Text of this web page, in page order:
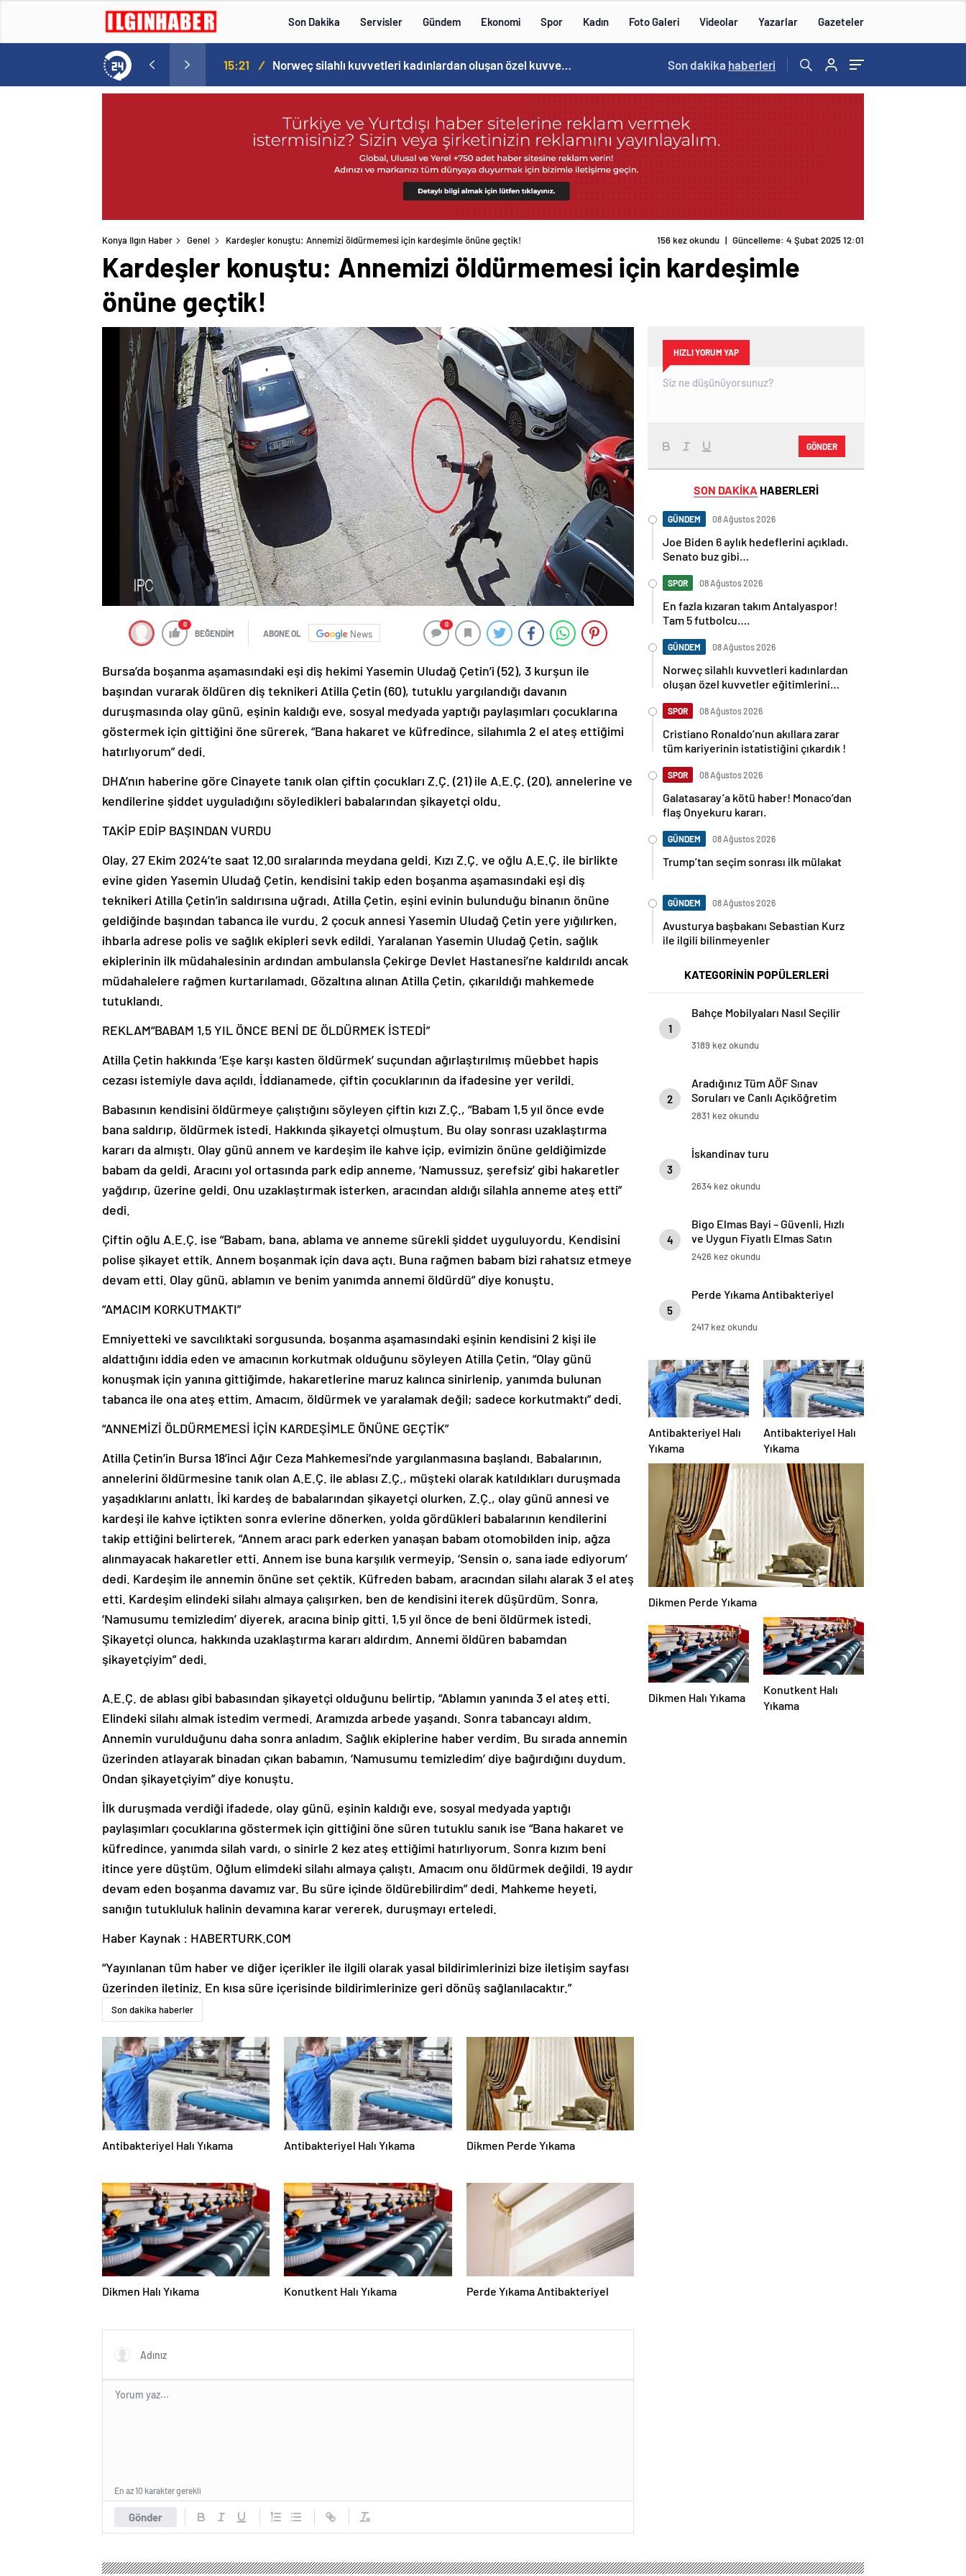
Son Dakika Servisler Gündem Ekonomi Spor Kadın Foto Galeri Videolar Yazarlar Gazeteler
Norweç silahlı kuvvetleri kadınlardan oluşan özel kuvvetler eğitimlerini başlattı. 15:20 / Cristiano Ronaldo’nun akıllara zarar tüm kariyerinin istatistiğini çıkardık ! 14:57 /
Son dakika haberleri
Konya Ilgın Haber Genel Kardeşler konuştu: Annemizi öldürmemesi için kardeşimle önüne geçtik! 156 kez okundu | Güncelleme: 4 Şubat 2025 12:01
Kardeşler konuştu: Annemizi öldürmemesi için kardeşimle
önüne geçtik!
0
BEĞENDİM ABONE OL News
0
Bursa’da boşanma aşamasındaki eşi diş hekimi Yasemin Uludağ Çetin’i (52), 3 kurşun ile
başından vurarak öldüren diş teknikeri Atilla Çetin (60), tutuklu yargılandığı davanın
duruşmasında olay günü, eşinin kaldığı eve, sosyal medyada yaptığı paylaşımları çocuklarına
göstermek için gittiğini öne sürerek, “Bana hakaret ve küfredince, silahımla 2 el ateş ettiğimi
hatırlıyorum” dedi.
DHA’nın haberine göre Cinayete tanık olan çiftin çocukları Z.Ç. (21) ile A.E.Ç. (20), annelerine ve
kendilerine şiddet uyguladığını söyledikleri babalarından şikayetçi oldu.
TAKİP EDİP BAŞINDAN VURDU
Olay, 27 Ekim 2024’te saat 12.00 sıralarında meydana geldi. Kızı Z.Ç. ve oğlu A.E.Ç. ile birlikte
evine giden Yasemin Uludağ Çetin, kendisini takip eden boşanma aşamasındaki eşi diş
teknikeri Atilla Çetin’in saldırısına uğradı. Atilla Çetin, eşini evinin bulunduğu binanın önüne
geldiğinde başından tabanca ile vurdu. 2 çocuk annesi Yasemin Uludağ Çetin yere yığılırken,
ihbarla adrese polis ve sağlık ekipleri sevk edildi. Yaralanan Yasemin Uludağ Çetin, sağlık
ekiplerinin ilk müdahalesinin ardından ambulansla Çekirge Devlet Hastanesi’ne kaldırıldı ancak
müdahalelere rağmen kurtarılamadı. Gözaltına alınan Atilla Çetin, çıkarıldığı mahkemede
tutuklandı.
REKLAM“BABAM 1,5 YIL ÖNCE BENİ DE ÖLDÜRMEK İSTEDİ”
Atilla Çetin hakkında ‘Eşe karşı kasten öldürmek’ suçundan ağırlaştırılmış müebbet hapis
cezası istemiyle dava açıldı. İddianamede, çiftin çocuklarının da ifadesine yer verildi.
Babasının kendisini öldürmeye çalıştığını söyleyen çiftin kızı Z.Ç., “Babam 1,5 yıl önce evde
bana saldırıp, öldürmek istedi. Hakkında şikayetçi olmuştum. Bu olay sonrası uzaklaştırma
kararı da almıştı. Olay günü annem ve kardeşim ile kahve içip, evimizin önüne geldiğimizde
babam da geldi. Aracını yol ortasında park edip anneme, ‘Namussuz, şerefsiz’ gibi hakaretler
yağdırıp, üzerine geldi. Onu uzaklaştırmak isterken, aracından aldığı silahla anneme ateş etti”
dedi.
Çiftin oğlu A.E.Ç. ise “Babam, bana, ablama ve anneme sürekli şiddet uyguluyordu. Kendisini
polise şikayet ettik. Annem boşanmak için dava açtı. Buna rağmen babam bizi rahatsız etmeye
devam etti. Olay günü, ablamın ve benim yanımda annemi öldürdü” diye konuştu.
“AMACIM KORKUTMAKTI”
Emniyetteki ve savcılıktaki sorgusunda, boşanma aşamasındaki eşinin kendisini 2 kişi ile
aldattığını iddia eden ve amacının korkutmak olduğunu söyleyen Atilla Çetin, “Olay günü
konuşmak için yanına gittiğimde, hakaretlerine maruz kalınca sinirlenip, yanımda bulunan
tabanca ile ona ateş ettim. Amacım, öldürmek ve yaralamak değil; sadece korkutmaktı” dedi.
“ANNEMİZİ ÖLDÜRMEMESİ İÇİN KARDEŞİMLE ÖNÜNE GEÇTİK”
Atilla Çetin’in Bursa 18’inci Ağır Ceza Mahkemesi’nde yargılanmasına başlandı. Babalarının,
annelerini öldürmesine tanık olan A.E.Ç. ile ablası Z.Ç., müşteki olarak katıldıkları duruşmada
yaşadıklarını anlattı. İki kardeş de babalarından şikayetçi olurken, Z.Ç., olay günü annesi ve
kardeşi ile kahve içtikten sonra evlerine dönerken, yolda gördükleri babalarının kendilerini
takip ettiğini belirterek, “Annem aracı park ederken yanaşan babam otomobilden inip, ağza
alınmayacak hakaretler etti. Annem ise buna karşılık vermeyip, ‘Sensin o, sana iade ediyorum’
dedi. Kardeşim ile annemin önüne set çektik. Küfreden babam, aracından silahı alarak 3 el ateş
etti. Kardeşim elindeki silahı almaya çalışırken, ben de kendisini iterek düşürdüm. Sonra,
‘Namusumu temizledim’ diyerek, aracına binip gitti. 1,5 yıl önce de beni öldürmek istedi.
Şikayetçi olunca, hakkında uzaklaştırma kararı aldırdım. Annemi öldüren babamdan
şikayetçiyim” dedi.
A.E.Ç. de ablası gibi babasından şikayetçi olduğunu belirtip, “Ablamın yanında 3 el ateş etti.
Elindeki silahı almak istedim vermedi. Aramızda arbede yaşandı. Sonra tabancayı aldım.
Annemin vurulduğunu daha sonra anladım. Sağlık ekiplerine haber verdim. Bu sırada annemin
üzerinden atlayarak binadan çıkan babamın, ‘Namusumu temizledim’ diye bağırdığını duydum.
Ondan şikayetçiyim” diye konuştu.
İlk duruşmada verdiği ifadede, olay günü, eşinin kaldığı eve, sosyal medyada yaptığı
paylaşımları çocuklarına göstermek için gittiğini öne süren tutuklu sanık ise “Bana hakaret ve
küfredince, yanımda silah vardı, o sinirle 2 kez ateş ettiğimi hatırlıyorum. Sonra kızım beni
itince yere düştüm. Oğlum elimdeki silahı almaya çalıştı. Amacım onu öldürmek değildi. 19 aydır
devam eden boşanma davamız var. Bu süre içinde öldürebilirdim” dedi. Mahkeme heyeti,
sanığın tutukluluk halinin devamına karar vererek, duruşmayı erteledi.
Haber Kaynak : HABERTURK.COM
“Yayınlanan tüm haber ve diğer içerikler ile ilgili olarak yasal bildirimlerinizi bize iletişim sayfası
üzerinden iletiniz. En kısa süre içerisinde bildirimlerinize geri dönüş sağlanılacaktır.”
Son dakika haberler
Antibakteriyel Halı Yıkama Antibakteriyel Halı Yıkama Dikmen Perde Yıkama
Dikmen Halı Yıkama Konutkent Halı Yıkama Perde Yıkama Antibakteriyel
Gönder
En az 10 karakter gerekli
HIZLI YORUM YAP
GÖNDER
SON DAKİKA HABERLERİ
GÜNDEM 08 Ağustos 2026
Joe Biden 6 aylık hedeflerini açıkladı.
Senato buz gibi…
SPOR 08 Ağustos 2026
En fazla kızaran takım Antalyaspor!
Tam 5 futbolcu….
GÜNDEM 08 Ağustos 2026
Norweç silahlı kuvvetleri kadınlardan
oluşan özel kuvvetler eğitimlerini
SPOR 08 Ağustos 2026
Cristiano Ronaldo’nun akıllara zarar
tüm kariyerinin istatistiğini çıkardık !
SPOR 08 Ağustos 2026
Galatasaray’a kötü haber! Monaco’dan
flaş Onyekuru kararı.
GÜNDEM 08 Ağustos 2026
Trump’tan seçim sonrası ilk mülakat
GÜNDEM 08 Ağustos 2026
Avusturya başbakanı Sebastian Kurz
ile ilgili bilinmeyenler
KATEGORİNİN POPÜLERLERİ
1
Bahçe Mobilyaları Nasıl Seçilir
3189 kez okundu
2
Aradığınız Tüm AÖF Sınav
Soruları ve Canlı Açıköğretim
Forumu Burada
2831 kez okundu
3
İskandinav turu
2634 kez okundu
4
Bigo Elmas Bayi – Güvenli, Hızlı
ve Uygun Fiyatlı Elmas Satın
Almanın Yeni Adresi
2426 kez okundu
5
Perde Yıkama Antibakteriyel
2417 kez okundu
Antibakteriyel Halı
Yıkama
Antibakteriyel Halı
Yıkama
Dikmen Perde Yıkama
Dikmen Halı Yıkama
Konutkent Halı
Yıkama